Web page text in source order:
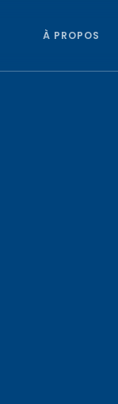
À PROPOS